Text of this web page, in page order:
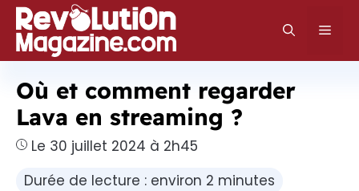
Aller
au
contenu
Où et comment regarder
Lava en streaming ?
Le 30 juillet 2024 à 2h45
Durée de lecture : environ 2 minutes